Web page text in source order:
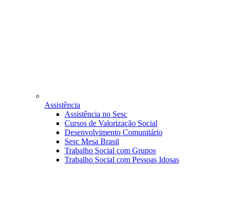
Assistência
Assistência no Sesc
Cursos de Valorização Social
Desenvolvimento Comunitário
Sesc Mesa Brasil
Trabalho Social com Grupos
Trabalho Social com Pessoas Idosas